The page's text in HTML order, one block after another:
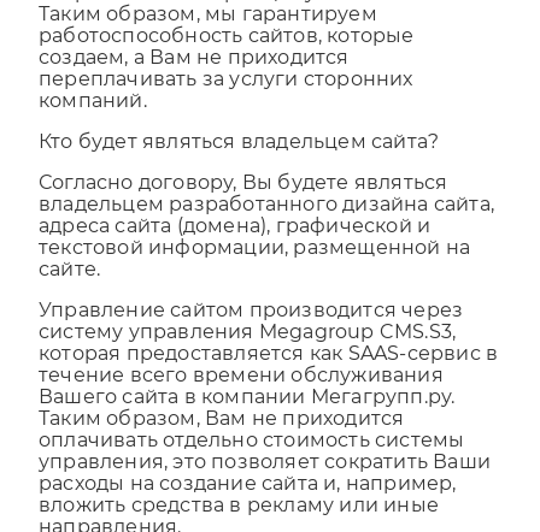
Т.е. работаем по принципу “все включено”.
Таким образом, мы гарантируем
работоспособность сайтов, которые
создаем, а Вам не приходится
переплачивать за услуги сторонних
Согласно договору, Вы будете являться
владельцем разработанного дизайна сайта,
адреса сайта (домена), графической и
текстовой информации, размещенной на
Управление сайтом производится через
систему управления Megagroup CMS.S3,
которая предоставляется как SAAS-сервис в
течение всего времени обслуживания
Вашего сайта в компании Мегагрупп.ру.
Таким образом, Вам не приходится
оплачивать отдельно стоимость системы
управления, это позволяет сократить Ваши
расходы на создание сайта и, например,
вложить средства в рекламу или иные